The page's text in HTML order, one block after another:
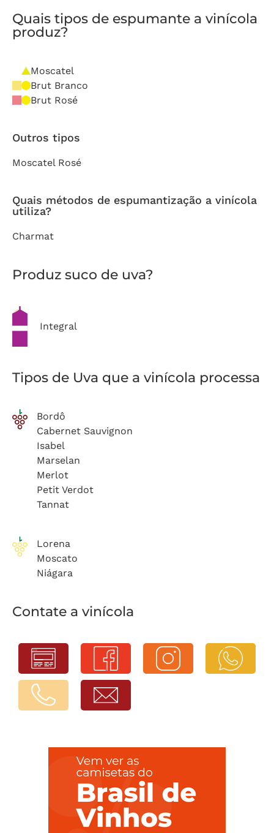
Quais tipos de espumante a vinícola
produz?
Moscatel
Brut Branco
Brut Rosé
Outros tipos
Moscatel Rosé
Quais métodos de espumantização a vinícola
utiliza?
Charmat
Produz suco de uva?
Integral
Tipos de Uva que a vinícola processa
Bordô
Cabernet Sauvignon
Isabel
Marselan
Merlot
Petit Verdot
Tannat
Lorena
Moscato
Niágara
Contate a vinícola